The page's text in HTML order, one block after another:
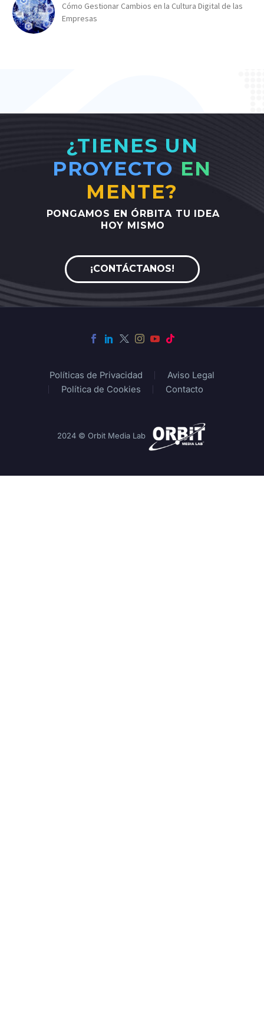
Cómo Gestionar Cambios en la Cultura Digital de las
Empresas
¿TIENES UN
PROYECTO EN
MENTE?
PONGAMOS EN ÓRBITA TU
IDEA
HOY MISMO
¡CONTÁCTANOS!
Políticas de Privacidad
Aviso Legal
Política de Cookies
Contacto
2024 © Orbit Media Lab